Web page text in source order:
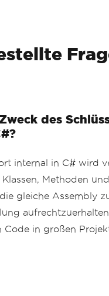
des
internal in C# wird
Methoden
gleiche Assembly
Code in großen